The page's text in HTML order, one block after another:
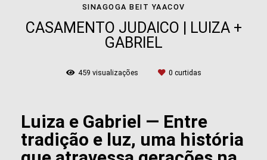
SINAGOGA BEIT YAACOV
CASAMENTO JUDAICO | LUIZA +
GABRIEL
459 visualizações 0 curtidas
Luiza e Gabriel — Entre
tradição e luz, uma história